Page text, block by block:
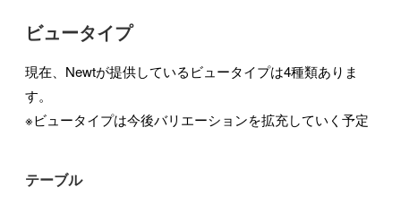
ビュータイプ
現在、Newtが提供しているビュータイプは4種類ありま
す。
※ビュータイプは今後バリエーションを拡充していく予定
テーブル